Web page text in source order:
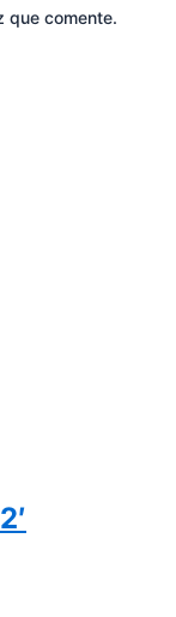
que comente.